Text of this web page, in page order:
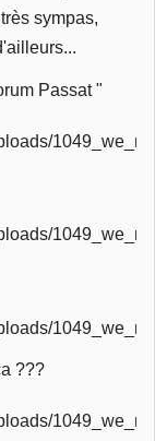
sympas,
Passat "
???